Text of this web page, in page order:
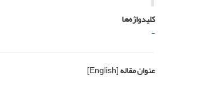
کلیدواژه‌ها
-
عنوان مقاله[English]